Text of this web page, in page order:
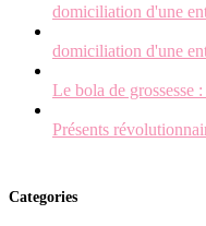
domiciliation d'une
domiciliation d'une
Le bola de grossesse
Présents
Categories